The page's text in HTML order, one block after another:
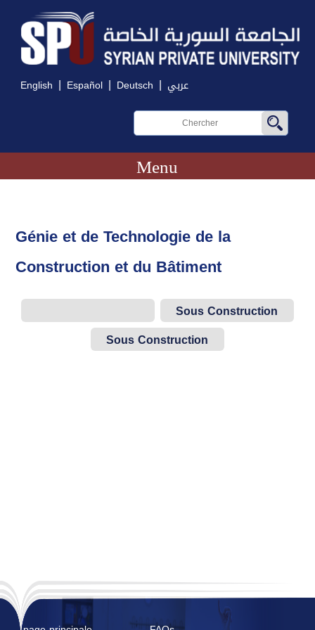
English | Español | Deutsch | عربي
Menu
Génie et de Technologie de la
Construction et du Bâtiment
Sous Construction
Sous Construction